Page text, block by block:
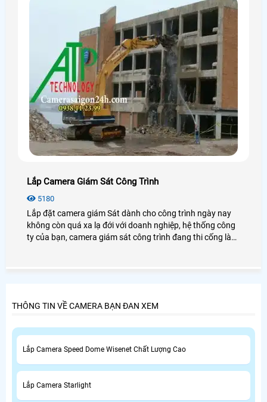
Lắp Camera Giám Sát Công Trình
5180
Lắp đặt camera giám Sát dành cho công trình ngày nay
không còn quá xa lạ đới với doanh nghiệp, hệ thống công
ty của bạn, camera giám sát công trình đang thi cống là
THÔNG TIN VỀ CAMERA BẠN ĐAN XEM
Lắp Camera Speed Dome Wisenet Chất Lượng Cao
Lắp Camera Starlight